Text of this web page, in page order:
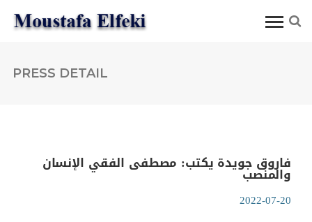
PRESS DETAIL
فاروق جويدة يكتب: مصطفى الفقي الإنسان
والمنصب
2022-07-20